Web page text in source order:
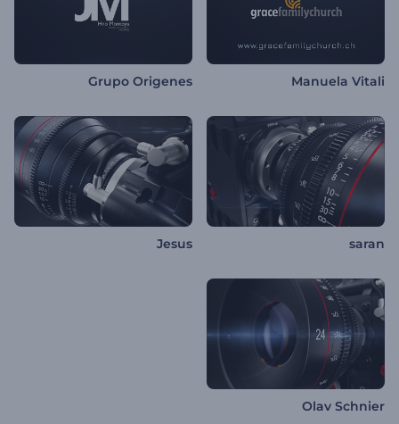
Manuela Vitali
Grupo Origenes
saran
Jesus
Olav Schnier